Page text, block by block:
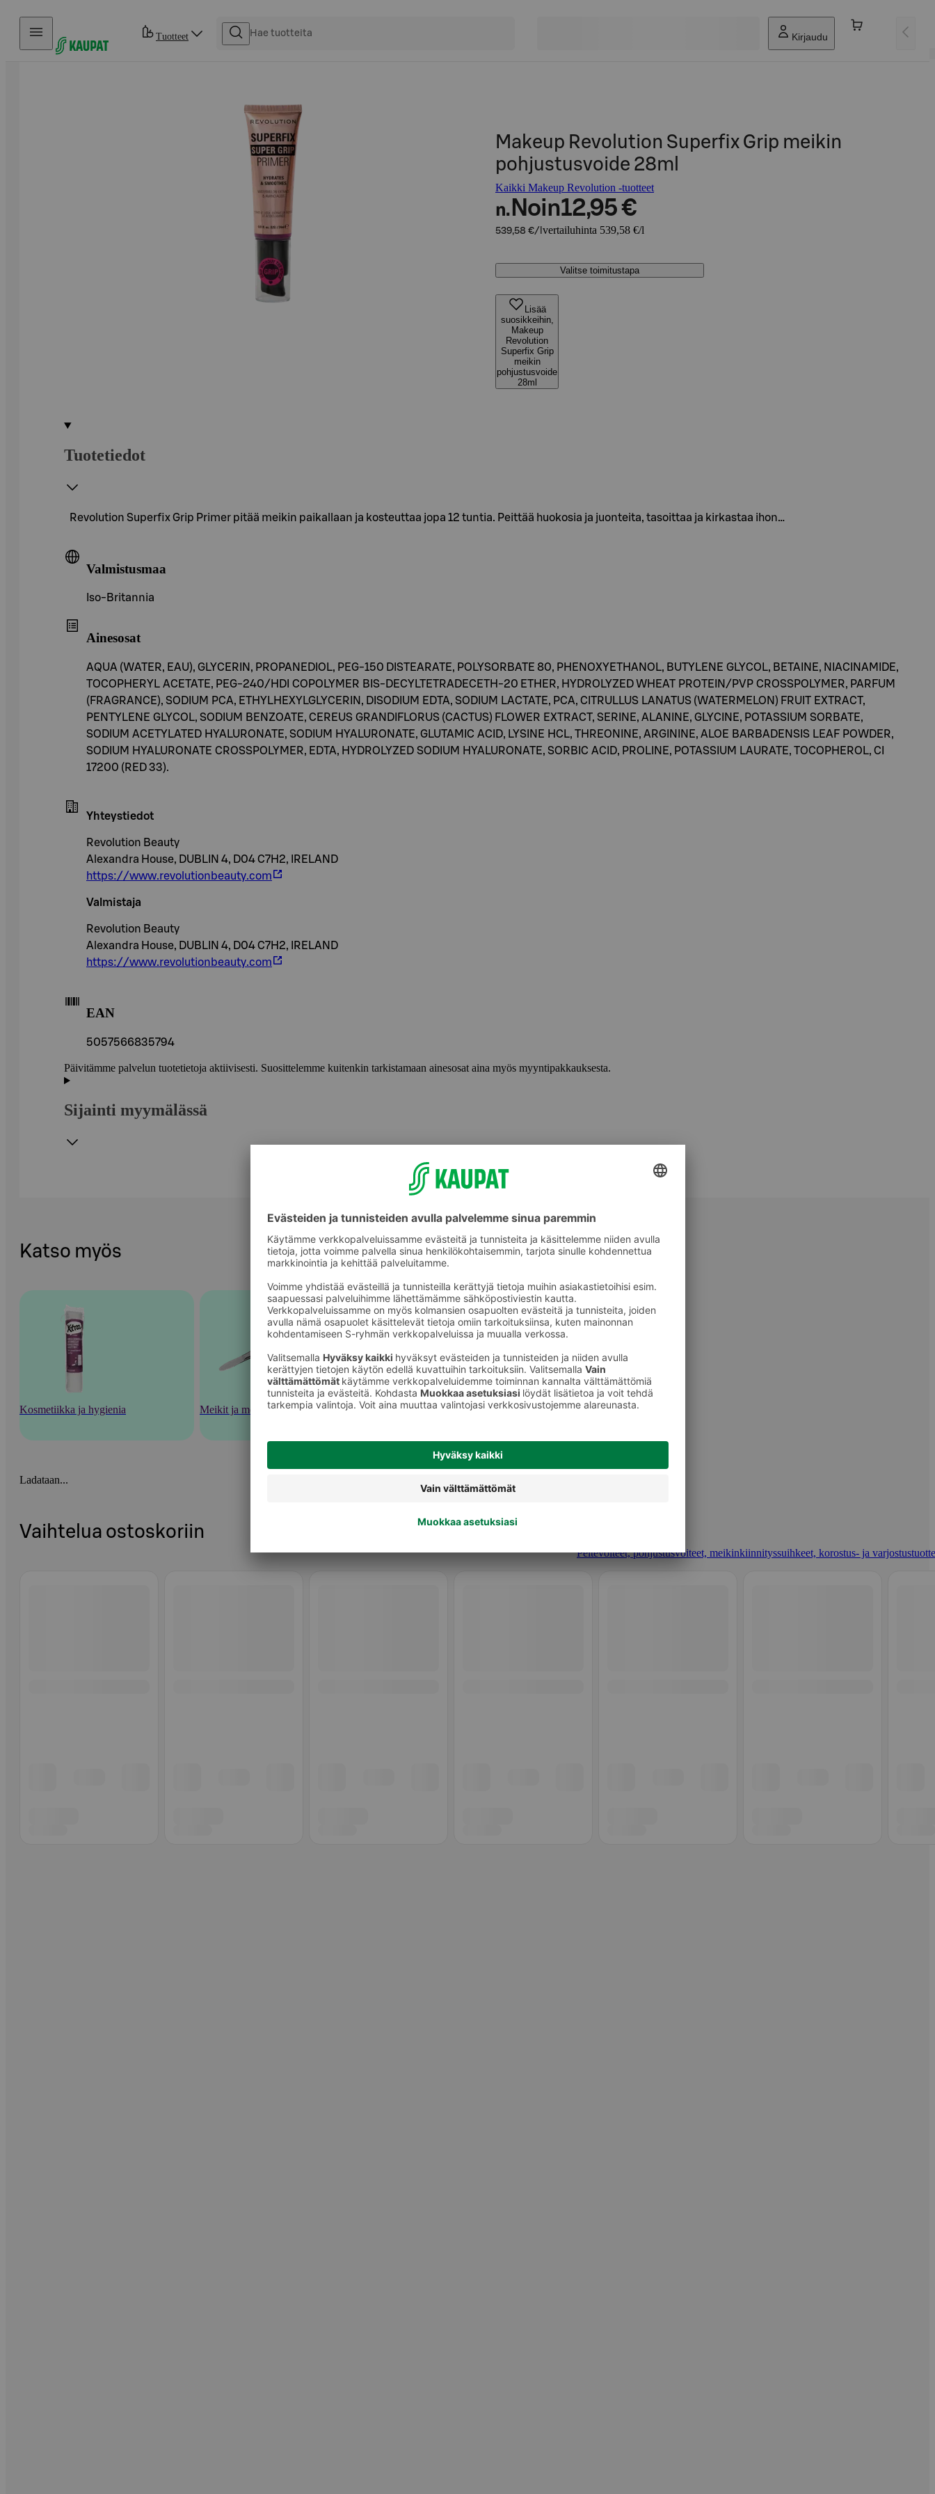
Hyppää sisältöön
Tuotteet Kirjaudu
Makeup Revolution Superfix Grip meikin
pohjustusvoide 28ml
Kaikki Makeup Revolution -tuotteet
n. Noin12,95 €
539,58 €/l vertailuhinta 539,58 €/l
Valitse toimitustapa
Lisää
suosikkeihin,
Makeup
Revolution
Superfix Grip
meikin
pohjustusvoide
28ml
Tuotetiedot
Revolution Superfix Grip Primer pitää meikin paikallaan ja kosteuttaa jopa 12 tuntia. Peittää huokosia ja juonteita, tasoittaa ja kirkastaa ihon…
Valmistusmaa
Iso-Britannia
Ainesosat
AQUA (WATER, EAU), GLYCERIN, PROPANEDIOL, PEG-150 DISTEARATE, POLYSORBATE 80, PHENOXYETHANOL, BUTYLENE GLYCOL, BETAINE, NIACINAMIDE,
TOCOPHERYL ACETATE, PEG-240/HDI COPOLYMER BIS-DECYLTETRADECETH-20 ETHER, HYDROLYZED WHEAT PROTEIN/PVP CROSSPOLYMER, PARFUM
(FRAGRANCE), SODIUM PCA, ETHYLHEXYLGLYCERIN, DISODIUM EDTA, SODIUM LACTATE, PCA, CITRULLUS LANATUS (WATERMELON) FRUIT EXTRACT,
PENTYLENE GLYCOL, SODIUM BENZOATE, CEREUS GRANDIFLORUS (CACTUS) FLOWER EXTRACT, SERINE, ALANINE, GLYCINE, POTASSIUM SORBATE,
SODIUM ACETYLATED HYALURONATE, SODIUM HYALURONATE, GLUTAMIC ACID, LYSINE HCL, THREONINE, ARGININE, ALOE BARBADENSIS LEAF POWDER,
SODIUM HYALURONATE CROSSPOLYMER, EDTA, HYDROLYZED SODIUM HYALURONATE, SORBIC ACID, PROLINE, POTASSIUM LAURATE, TOCOPHEROL, CI
17200 (RED 33).
Yhteystiedot
Revolution Beauty
Alexandra House, DUBLIN 4, D04 C7H2, IRELAND
https://www.revolutionbeauty.com
Valmistaja
Revolution Beauty
Alexandra House, DUBLIN 4, D04 C7H2, IRELAND
https://www.revolutionbeauty.com
EAN
5057566835794
Päivitämme palvelun tuotetietoja aktiivisesti. Suosittelemme kuitenkin tarkistamaan ainesosat aina myös myyntipakkauksesta.
Sijainti myymälässä
Katso myös
Kosmetiikka ja hygienia Meikit ja meikkaustarvikkeet
Peitevoiteet, pohjustusvoiteet,
meikinkiinnityssuihkeet, korostus- ja
Ladataan...
Vaihtelua ostoskoriin
Peitevoiteet, pohjustusvoiteet, meikinkiinnityssuihkeet, korostus- ja